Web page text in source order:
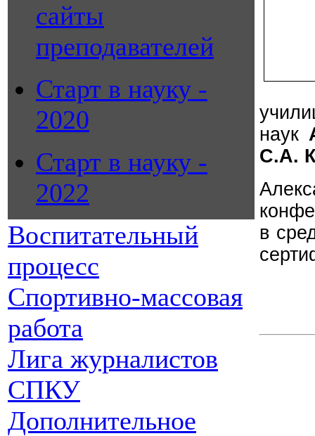
сайты
преподавателей
Старт в науку -
2020
Старт в науку -
2022
Воспитательный
процесс
Спортивно-массовая
работа
Лига журналистов
СПКУ
Дополнительное
наук
С.А.
в